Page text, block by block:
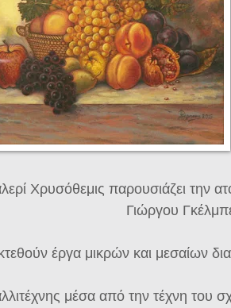
Χρυσόθεμις παρουσιάζει την
Γιώργου
έργα μικρών και μεσαίων
μέσα από την τέχνη του